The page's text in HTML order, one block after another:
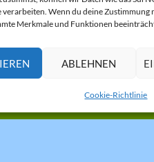
verarbeiten. Wenn du deine
Merkmale und Funktionen
ABLEHNEN
Cookie-Richtlinie